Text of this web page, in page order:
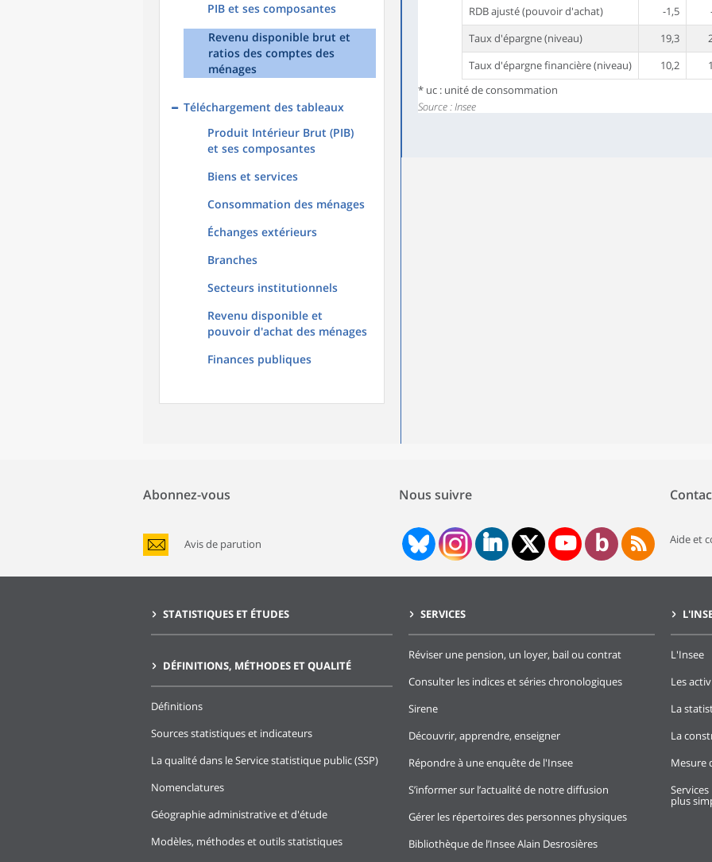
PIB et ses composantes
Revenu disponible brut et
ratios des comptes des
ménages
Téléchargement des tableaux
Produit Intérieur Brut (PIB)
et ses composantes
Biens et services
Consommation des ménages
Échanges extérieurs
Branches
Secteurs institutionnels
Revenu disponible et
pouvoir d'achat des ménages
Finances publiques
RDB ajusté (pouvoir d'achat)
-1,5
Taux d'épargne (niveau)
19,3
Taux d'épargne financière (niveau)
10,2
* uc : unité de consommation
Source : Insee
Abonnez-vous
Avis de parution
Nous suivre
Aide et
STATISTIQUES ET ÉTUDES
DÉFINITIONS, MÉTHODES ET QUALITÉ
Définitions
Sources statistiques et indicateurs
La qualité dans le Service statistique public (SSP)
Nomenclatures
Géographie administrative et d'étude
Modèles, méthodes et outils statistiques
SERVICES
Réviser une pension, un loyer, bail ou contrat
Consulter les indices et séries chronologiques
Sirene
Découvrir, apprendre, enseigner
Répondre à une enquête de l'Insee
S’informer sur l’actualité de notre diffusion
Gérer les répertoires des personnes physiques
Bibliothèque de l’Insee Alain Desrosières
L'Insee
Les
La
La
Mesure
plus